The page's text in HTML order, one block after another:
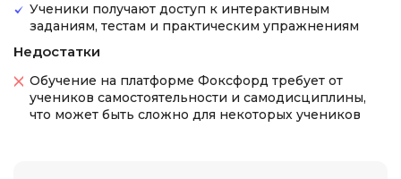
Ученики получают доступ к интерактивным
заданиям, тестам и практическим упражнениям
Недостатки
Обучение на платформе Фоксфорд требует от
учеников самостоятельности и самодисциплины,
что может быть сложно для некоторых учеников